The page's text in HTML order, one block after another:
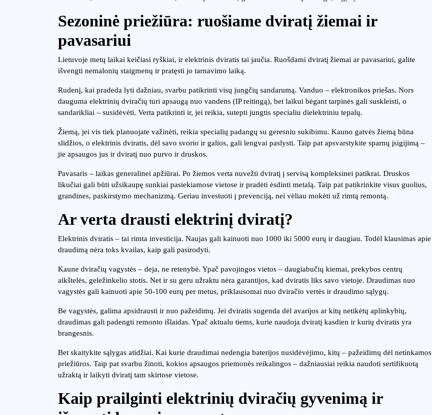
Sezoninė priežiūra: ruošiame dviratį žiemai ir
pavasariui
Lietuvoje metų laikai keičiasi ryškiai, ir elektrinis dviratis tai jaučia. Ruošdami dviratį žiemai ar pavasariui, galite
išvengti nemalonių staigmenų ir pratęsti jo tarnavimo laiką.
Rudenį, kai pradeda lyti dažniau, svarbu patikrinti visų jungčių sandarumą. Vanduo – elektronikos priešas. Nors
dauguma elektrinių dviračių turi apsaugą nuo vandens (IP reitingą), bet laikui bėgant tarpinės gali suskleisti, o
sandarikliai – susidėvėti. Verta patikrinti ir, jei reikia, sutepti jungtis specialiu dielektriniu tepalų.
Žiemą, jei vis tiek planuojate važinėti, reikia specialių padangų su geresniu sukibimu. Kauno gatvės žiemą būna
slidžios, o elektrinis dviratis, dėl savo svorio ir galios, gali lengvai paslysti. Taip pat apsvarstykite sparnų įsigijimą –
jie apsaugos jus ir dviratį nuo purvo ir druskos.
Pavasaris – laikas generalinei apžiūrai. Po žiemos verta nuvežti dviratį į servisą kompleksinei patikrai. Druskos
likučiai gali būti užsikaupę sunkiai pasiekiamose vietose ir pradėti ėsdinti metalą. Taip pat patikrinkite visus guolius,
grandines, paskirstymo mechanizmą. Geriau investuoti į prevenciją, nei vėliau mokėti už rimtą remontą.
Ar verta drausti elektrinį dviratį?
Elektrinis dviratis – tai rimta investicija. Naujas gali kainuoti nuo 1000 iki 5000 eurų ir daugiau. Todėl klausimas apie
draudimą nėra toks kvailas, kaip gali pasirodyti.
Kaune dviračių vagystės – deja, ne retenybė. Ypač pavojingos vietos – daugiabučių kiemai, prekybos centrų
aikštelės, geležinkelio stotis. Net ir su geru užraktu nėra garantijos, kad dviratis liks savo vietoje. Draudimas nuo
vagystės gali kainuoti apie 50-100 eurų per metus, priklausomai nuo dviračio vertės ir draudimo sąlygų.
Be vagystės, galima apsidrausti ir nuo pažeidimų. Jei dviratis sugenda dėl avarijos ar kitų netikėtų aplinkybių,
draudimas gali padengti remonto išlaidas. Ypač aktualu tiems, kurie naudoja dviratį kasdien ir kurių dviratis yra
brangesnis.
Bet skaitykite sąlygas atidžiai. Kai kurie draudimai nedengia baterijos nusidėvėjimo, kitų – pažeidimų dėl netinkamos
priežiūros. Taip pat svarbu žinoti, kokios apsaugos priemonės reikalingos – dažniausiai reikia naudoti sertifikuotą
užraktą ir laikyti dviratį tam skirtose vietose.
Kaip prailginti elektrinių dviračių gyvenimą ir